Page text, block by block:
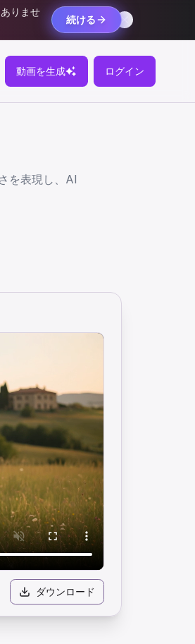
りませ
続ける
動画を生成 ログイン
を表現し、AI
ダウンロード